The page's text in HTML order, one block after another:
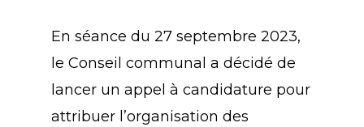
En séance du 27 septembre 2023,
le Conseil communal a décidé de
lancer un appel à candidature pour
attribuer l’organisation des